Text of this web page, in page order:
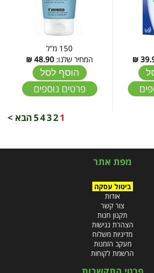
₪
150 מ"ל
המחיר שלנו: 48.90
₪
הוסף לסל
פרטים נוספים
1
2
3
4
5הבא >
מפת אתר
ביטול עסקה
אודות
צור קשר
תקנון חנות
הצהרת נגישות
מדיניות משלוח
מעקב הזמנות
הרשמת לקוחות